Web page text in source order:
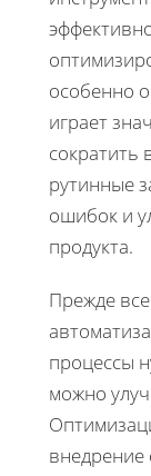
особенно
играет
сократить
рутинные
ошибок и
продукта.
Прежде
процессы
можно